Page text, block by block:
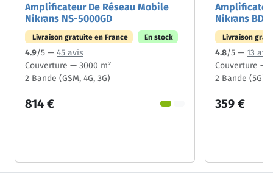
Amplificateur De Réseau Mobile
Nikrans NS-5000GD
Livraison gratuite en France En stock
4.9/5 — 45 avis
Couverture — 3000 m²
2 Bande (GSM, 4G, 3G)
814 €
Nikrans BD-
Livraison
4.8/5 — 13 avis
Couverture —
2 Bande (5G)
359 €